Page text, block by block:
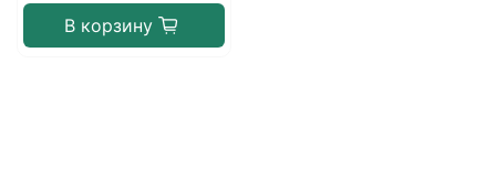
В корзину